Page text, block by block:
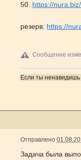
50. https://
резерв: https://
Сообщение
Если ты
Отправлено
Задача была